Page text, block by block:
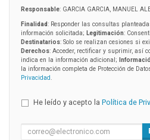
Responsable: GARCIA GARCIA, MANUEL
Finalidad: Responder las consultas
información solicitada; Legitimación:
Destinatarios: Solo se realizan cesiones si
Derechos: Acceder, rectificar y suprimir, así
indica en la información adicional;
la información completa de Protección de
Privacidad
He leído y acepto la Política de